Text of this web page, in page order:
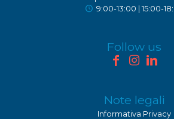
9:00-13:00 | 15:00-
Follow us
Note legali
Informativa Privacy